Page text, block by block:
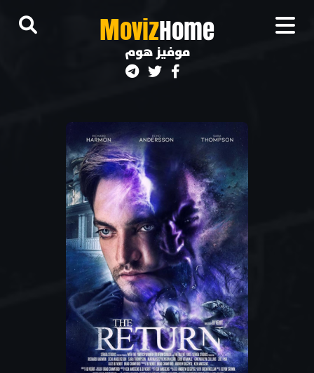
MovizHome
موفيز هوم